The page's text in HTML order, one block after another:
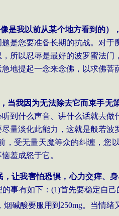
像是我以前从某个地方看到的）
是您要准备长期的抗战。对
所以忍辱是最好的波罗蜜法
地提起一念来念佛，以求佛
当我因为无法除去它而束手
到什么声音、讲什么话就去
量淡化此能力，这就是般若
受无量天魔等众的纠缠，您
羞成怒于它。
让我害怕恐惧，心力交瘁、
事有如下： (1)首先要稳定自
，烟碱酸要服用到 250mg。当情绪